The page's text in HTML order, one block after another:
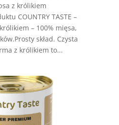
z królikiem
COUNTRY TASTE –
– 100% mięsa,
skład. Czysta
z królikiem to...